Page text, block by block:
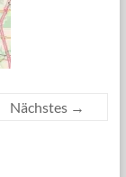
Nächstes →